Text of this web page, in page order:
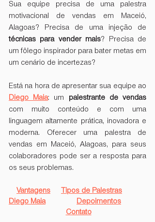
Sua equipe precisa de uma palestra
motivacional de vendas em Maceió,
técnicas para vender mais? Precisa de
um fôlego inspirador para bater metas em
um cenário de incertezas?
Diego Maia: um palestrante de vendas
com muito conteúdo e com uma
linguagem altamente prática, inovadora e
moderna. Oferecer uma palestra de
vendas em Maceió, Alagoas, para seus
colaboradores pode ser a resposta para
os seus problemas.
Vantagens
Tipos de Palestras
Diego Maia
Depoimentos
Contato